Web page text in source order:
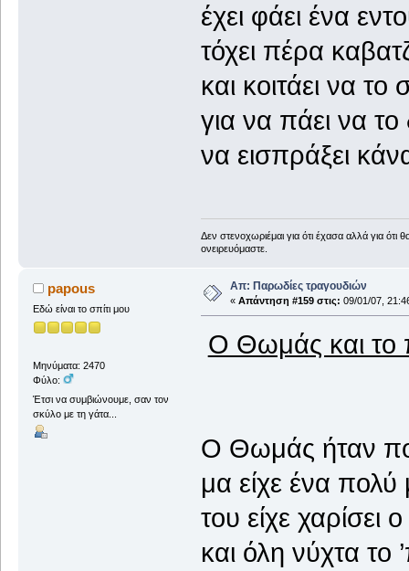
έχει φάει ένα
τόχει πέρα
και κοιτάει να το
για να πάει να το
να εισπράξει
Δεν στενοχωριέμαι για ότι έχασα αλλά για
ονειρευόμαστε.
papous
Εδώ είναι το σπίτι μου
Μηνύματα: 2470
Φύλο:
Έτσι να συμβιώνουμε, σαν τον
σκύλο με τη γάτα...
Απ: Παρωδίες τραγουδιών
« Απάντηση #159 στις: 09/01/07,
Ο Θωμάς και το
Ο Θωμάς ήταν
μα είχε ένα πολύ
του είχε
και όλη νύχτα το